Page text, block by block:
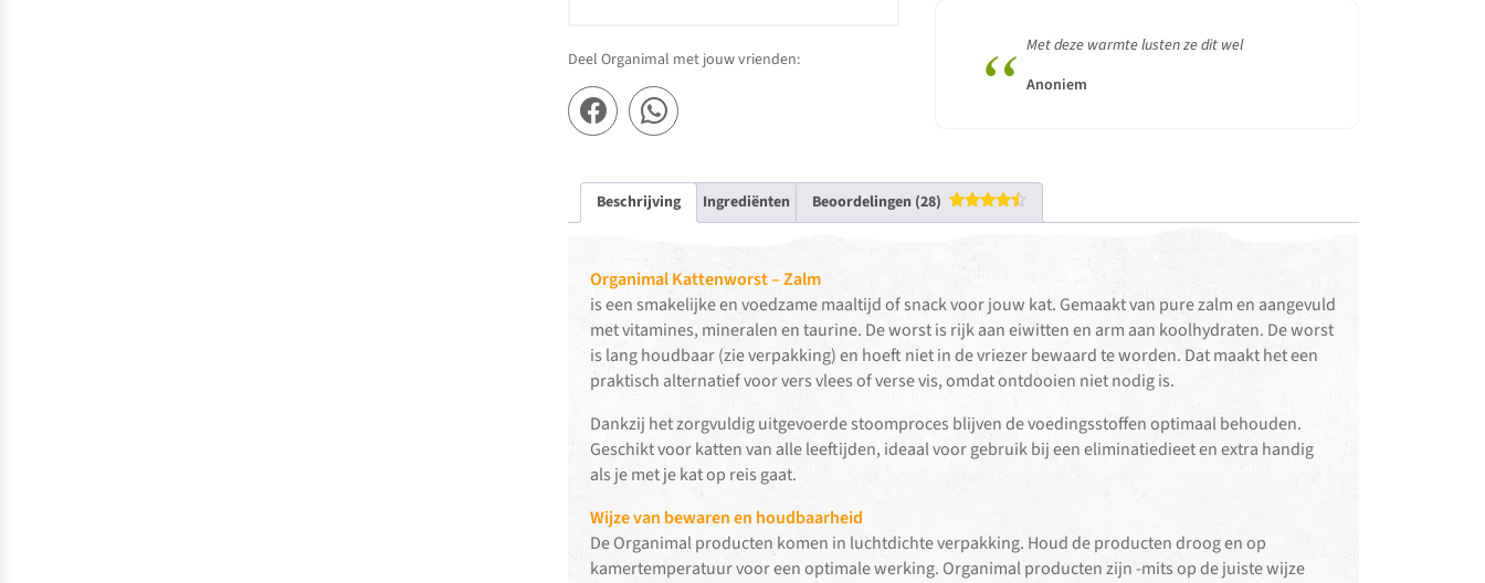
Deel Organimal met jouw vrienden: “ Met deze warmte lusten ze dit wel
Anoniem
Beschrijving Ingrediënten Beoordelingen (28)
Gewaardeerd
Organimal Kattenworst – Zalm
is een smakelijke en voedzame maaltijd of snack voor jouw kat. Gemaakt van pure zalm en aangevuld
met vitamines, mineralen en taurine. De worst is rijk aan eiwitten en arm aan koolhydraten. De worst
is lang houdbaar (zie verpakking) en hoeft niet in de vriezer bewaard te worden. Dat maakt het een
praktisch alternatief voor vers vlees of verse vis, omdat ontdooien niet nodig is.
Dankzij het zorgvuldig uitgevoerde stoomproces blijven de voedingsstoffen optimaal behouden.
Geschikt voor katten van alle leeftijden, ideaal voor gebruik bij een eliminatiedieet en extra handig
als je met je kat op reis gaat.
Wijze van bewaren en houdbaarheid
De Organimal producten komen in luchtdichte verpakking. Houd de producten droog en op
kamertemperatuur voor een optimale werking. Organimal producten zijn -mits op de juiste wijze